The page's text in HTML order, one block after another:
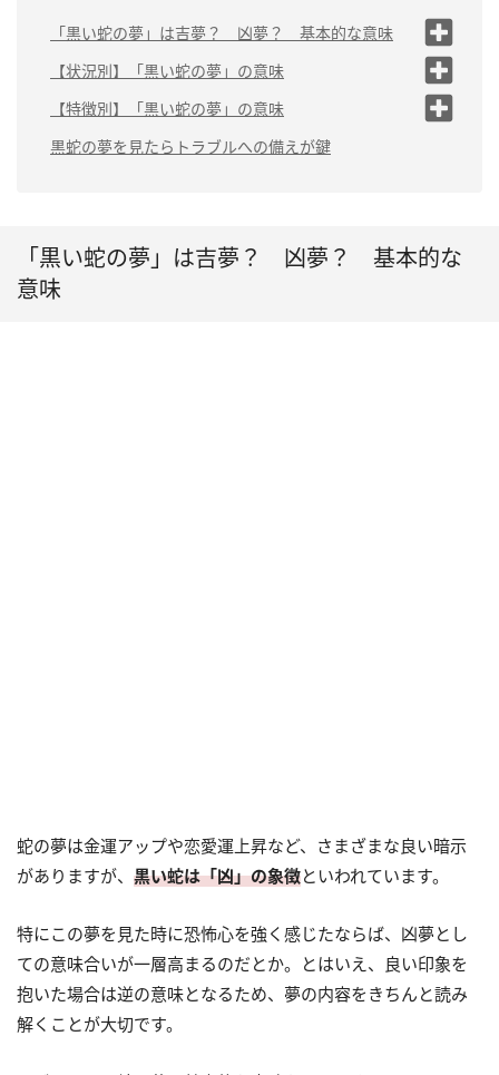
「黒い蛇の夢」は吉夢？ 凶夢？ 基本的な意味
不安を抱えている
不吉なことが起こる予
感
健康や人間関係のトラ
【状況別】「黒い蛇の夢」の意味
（1）黒い蛇にかまれる夢は「運気ダウンの予兆」
（2）黒い蛇に追いかけられる夢は「切羽詰まって
いる」
（4）黒い蛇が逃げる夢は「トラブルを回避でき
る」
【特徴別】「黒い蛇の夢」の意味
（1）大きい黒い蛇の夢は「大きな問題がのしかか
る」
（4）赤黒の蛇の夢は「体調不良の前触れ」
黒蛇の夢を見たらトラブルへの備えが鍵
「黒い蛇の夢」は吉夢？ 凶夢？ 基本的な
意味
蛇の夢は金運アップや恋愛運上昇など、さまざまな良い暗示
がありますが、 黒い蛇は「凶」の象徴といわれています。
特にこの夢を見た時に恐怖心を強く感じたならば、凶夢とし
ての意味合いが一層高まるのだとか。とはいえ、良い印象を
抱いた場合は逆の意味となるため、夢の内容をきちんと読み
解くことが大切です。